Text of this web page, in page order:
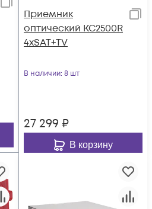
Приемник
оптический KC2500R
4хSAT+TV
В наличии: 8 шт
27 299 ₽
В корзину